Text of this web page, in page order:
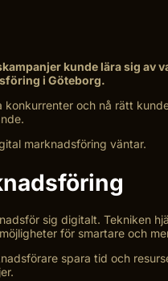
kunde lära sig av
i Göteborg.
konkurrenter och nå rätt
marknadsföring väntar.
sig digitalt. Tekniken
för smartare och
spara tid och